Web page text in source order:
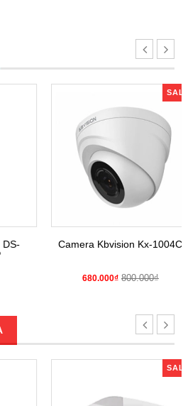
SALE
Camera Kbvision Kx-1004C4
680.000₫ 800.000₫
SALE